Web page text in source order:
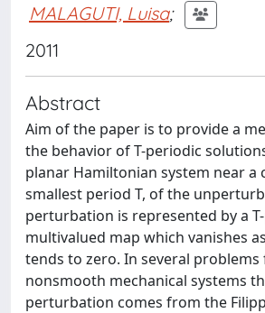
MALAGUTI, Luisa;
2011
Abstract
Aim of the paper is to provide a
the behavior of T-periodic
planar Hamiltonian system near a
smallest period T, of the
perturbation is represented by a
multivalued map which vanishes
tends to zero. In several problems
nonsmooth mechanical systems
perturbation comes from the